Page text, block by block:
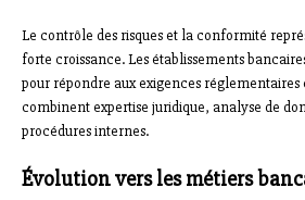
Le contrôle des risques et la conformité
forte croissance. Les établissements
pour répondre aux exigences réglementaires
combinent expertise juridique, analyse de
procédures internes.
Évolution vers les métiers